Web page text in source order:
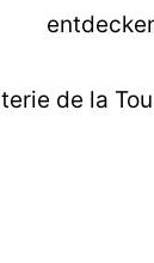
de la